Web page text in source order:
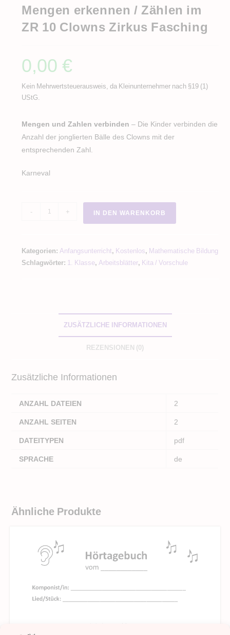
Mengen erkennen / Zählen im
ZR 10 Clowns Zirkus Fasching
0,00€
Kein Mehrwertsteuerausweis, da Kleinunternehmer nach §19 (1)
UStG.
Mengen und Zahlen verbinden – Die Kinder verbinden die
Anzahl der jonglierten Bälle des Clowns mit der
entsprechenden Zahl.
Karneval
Zählen
im
- + IN DEN WARENKORB
Kategorien: Anfangsunterricht, Kostenlos, Mathematische Bildung
Schlagwörter: 1. Klasse, Arbeitsblätter, Kita / Vorschule
ZUSÄTZLICHE INFORMATIONEN
REZENSIONEN (0)
Zusätzliche Informationen
ANZAHL DATEIEN
2
ANZAHL SEITEN
2
DATEITYPEN
pdf
SPRACHE
de
Ähnliche Produkte